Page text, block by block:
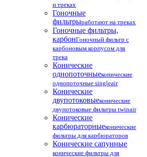
и треках
Гоночные
фильтрыработают на треках
Гоночные фильтры,
карбонГоночный фильтр с
карбоновым корпусом для
трека
Конические
однопоточныеконические
однопоточные singleair
Конические
двупотоковыеконические
двупотоковые фильтры twinair
Конические
карбюраторныеконические
фильтры для карбюраторов
Конические сапунные
конические фильтры для